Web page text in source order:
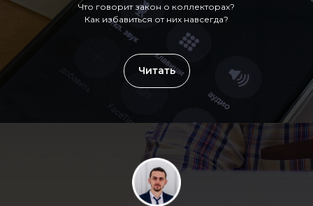
Что говорит закон о коллекторах?
Как избавиться от них навсегда?
Читать